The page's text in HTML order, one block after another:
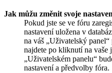
Jak můžu změnit svoje
Pokud jste se ve fóru
nastavení uložena v
na váš „Uživatelský
najdete po kliknutí na vaše
„Uživatelském panelu“
nastavení a předvolby fóra.